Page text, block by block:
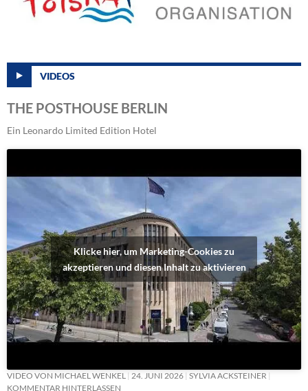
VIDEOS
THE POSTHOUSE BERLIN
Ein Leonardo Limited Edition Hotel
Klicke hier, um Marketing-Cookies zu
akzeptieren und diesen Inhalt zu aktivieren
VIDEO VON MICHAEL WENKEL 24. JUNI 2026 SYLVIA ACKSTEINER
KOMMENTAR HINTERLASSEN